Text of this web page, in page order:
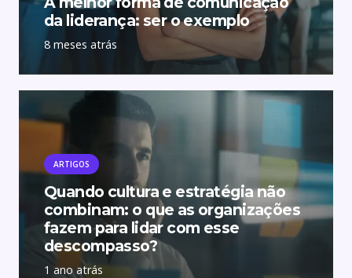
da liderança: ser o exemplo
8 meses atrás
ARTIGOS
Quando cultura e estratégia não
combinam: o que as organizações
fazem para lidar com esse
descompasso?
1 ano atrás